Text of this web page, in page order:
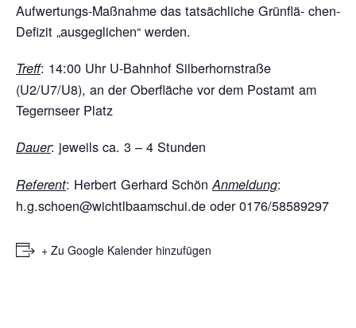
Aufwertungs-Maßnahme das tatsächliche Grünflä- chen-
Defizit „ausgeglichen“ werden.
Treff: 14:00 Uhr U-Bahnhof Silberhornstraße
(U2/U7/U8), an der Oberfläche vor dem Postamt am
Tegernseer Platz
Dauer: jeweils ca. 3 – 4 Stunden
Referent: Herbert Gerhard SchönAnmeldung:
h.g.schoen@wichtlbaamschui.de oder 0176/58589297
+ Zu Google Kalender hinzufügen